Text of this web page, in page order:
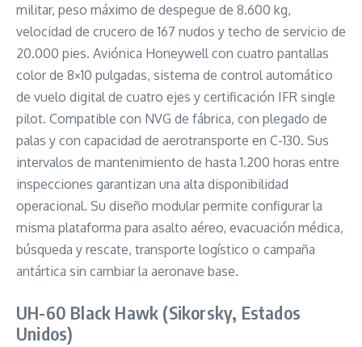
militar, peso máximo de despegue de 8.600 kg,
velocidad de crucero de 167 nudos y techo de servicio de
20.000 pies. Aviónica Honeywell con cuatro pantallas
color de 8×10 pulgadas, sistema de control automático
de vuelo digital de cuatro ejes y certificación IFR single
pilot. Compatible con NVG de fábrica, con plegado de
palas y con capacidad de aerotransporte en C-130. Sus
intervalos de mantenimiento de hasta 1.200 horas entre
inspecciones garantizan una alta disponibilidad
operacional. Su diseño modular permite configurar la
misma plataforma para asalto aéreo, evacuación médica,
búsqueda y rescate, transporte logístico o campaña
antártica sin cambiar la aeronave base.
UH-60 Black Hawk (Sikorsky, Estados
Unidos)